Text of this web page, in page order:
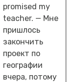
promised my
teacher. — Мне
пришлось
закончить
проект по
географии
вчера, потому